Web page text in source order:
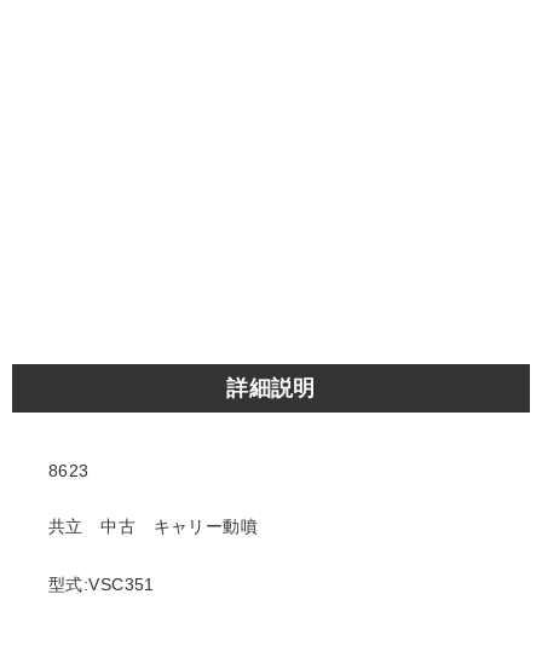
詳細説明
8623
共立 中古 キャリー動噴
型式:VSC351